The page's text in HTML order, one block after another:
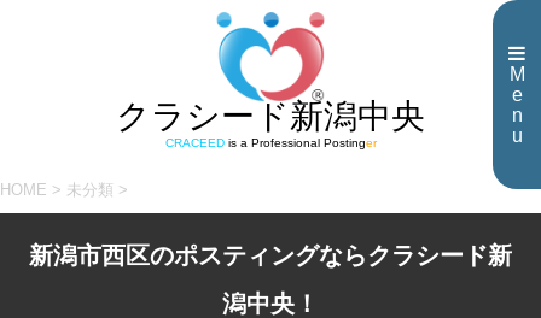
M
e
n
u
クラシード新潟中央
CRACEEDis a Professional Postinger
HOME > 未分類 >
新潟市西区のポスティングならクラシード新
潟中央！